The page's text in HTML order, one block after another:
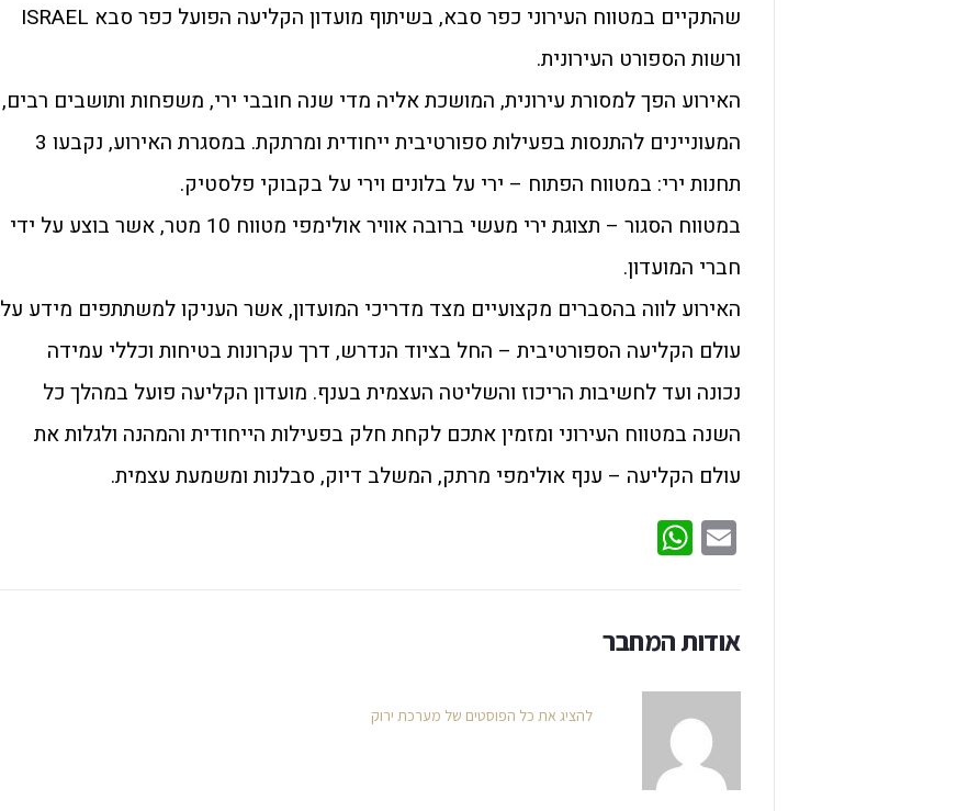
שהתקיים במטווח העירוני כפר סבא, בשיתוף מועדון הקליעה הפועל כפר סבא ISRAEL
ורשות הספורט העירונית.
האירוע הפך למסורת עירונית, המושכת אליה מדי שנה חובבי ירי, משפחות ותושבים רבים,
המעוניינים להתנסות בפעילות ספורטיבית ייחודית ומרתקת. במסגרת האירוע, נקבעו 3
תחנות ירי: במטווח הפתוח – ירי על בלונים וירי על בקבוקי פלסטיק.
במטווח הסגור – תצוגת ירי מעשי ברובה אוויר אולימפי מטווח 10 מטר, אשר בוצע על ידי
חברי המועדון.
האירוע לווה בהסברים מקצועיים מצד מדריכי המועדון, אשר העניקו למשתתפים מידע על
עולם הקליעה הספורטיבית – החל בציוד הנדרש, דרך עקרונות בטיחות וכללי עמידה
נכונה ועד לחשיבות הריכוז והשליטה העצמית בענף. מועדון הקליעה פועל במהלך כל
השנה במטווח העירוני ומזמין אתכם לקחת חלק בפעילות הייחודית והמהנה ולגלות את
עולם הקליעה – ענף אולימפי מרתק, המשלב דיוק, סבלנות ומשמעת עצמית.
Email
אודות המחבר
להציג את כל הפוסטים של מערכת ירוק